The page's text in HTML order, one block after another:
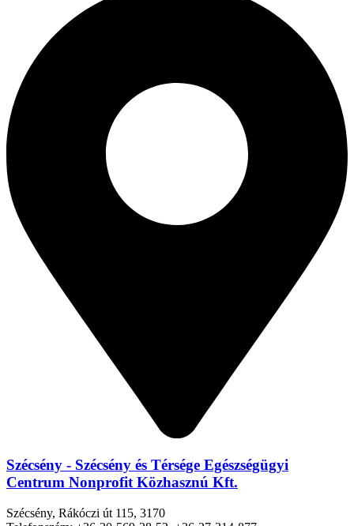
Szécsény - Szécsény és Térsége Egészségügyi
Centrum Nonprofit Közhasznú Kft.
Szécsény, Rákóczi út 115, 3170